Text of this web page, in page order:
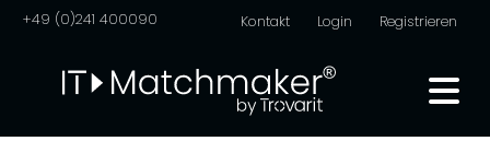
+49 (0)241 400090 Kontakt Login Registrieren